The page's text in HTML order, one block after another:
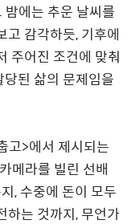
에는 추운 날씨를
고 감각하듯, 기후에
주어진 조건에 맞춰
된 삶의 문제임을
고>에서 제시되는
메라를 빌린 선배
, 수중에 돈이 모두
하는 것까지, 무언가